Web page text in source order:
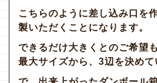
こちらのように差し込み口を
製いただくことになります。
できるだけ大きくとのご希望
最大サイズから、3辺を決めて